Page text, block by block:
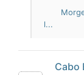
l...
Cabo